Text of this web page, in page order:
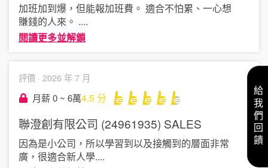
加班加到爆，但能報加班費。 適合不怕累、一心想
賺錢的人來。 ....
閱讀更多並解鎖
評價 · 2026 年 7 月
月薪 0 ~ 6萬4.5分
聯澄創有限公司 (24961935) SALES
因為是小公司，所以學習到以及接觸到的層面非常
廣，很適合新人學....
給我們回饋